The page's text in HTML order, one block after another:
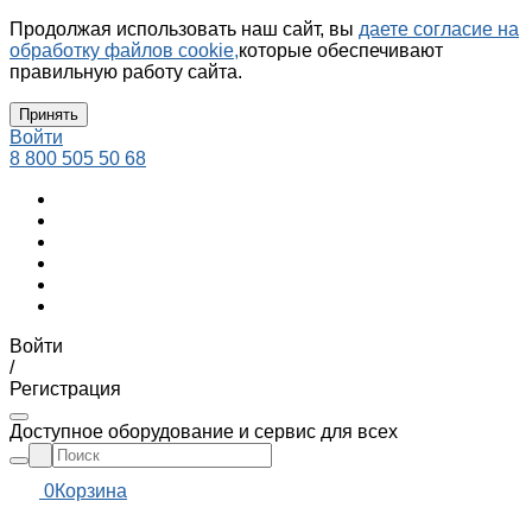
Продолжая использовать наш сайт, вы даете согласие на
обработку файлов cookie,которые обеспечивают
правильную работу сайта.
Принять
Войти
8 800 505 50 68
Войти
/
Регистрация
Доступное оборудование и сервис для всех
0Корзина